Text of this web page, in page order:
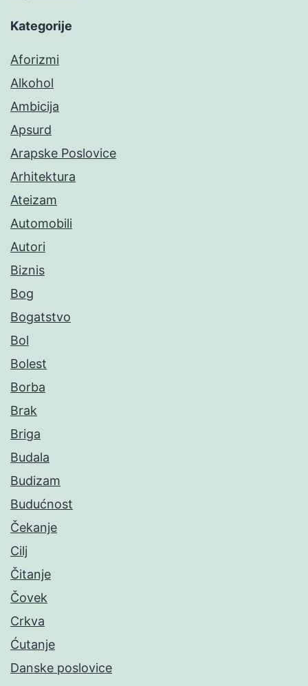
Kategorije
Aforizmi
Alkohol
Ambicija
Apsurd
Arapske Poslovice
Arhitektura
Ateizam
Automobili
Autori
Biznis
Bog
Bogatstvo
Bol
Bolest
Borba
Brak
Briga
Budala
Budizam
Budućnost
Čekanje
Cilj
Čitanje
Čovek
Crkva
Ćutanje
Danske poslovice